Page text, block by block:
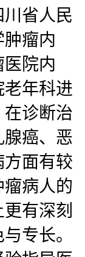
省人民
肿瘤内
院内
年科进
诊断治
癌、恶
面有较
病人的
有深刻
专长。